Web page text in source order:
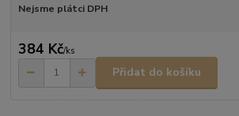
Nejsme plátci DPH
384 Kč/ks
Přidat do košíku